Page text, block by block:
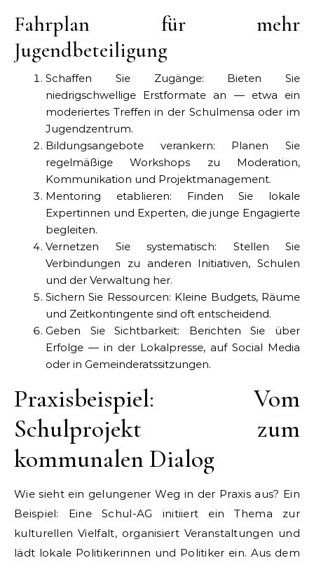
Fahrplan für mehr
Jugendbeteiligung
Schaffen Sie Zugänge: Bieten Sie
niedrigschwellige Erstformate an — etwa ein
moderiertes Treffen in der Schulmensa oder im
Jugendzentrum.
Bildungsangebote verankern: Planen Sie
regelmäßige Workshops zu Moderation,
Kommunikation und Projektmanagement.
Mentoring etablieren: Finden Sie lokale
Expertinnen und Experten, die junge Engagierte
begleiten.
Vernetzen Sie systematisch: Stellen Sie
Verbindungen zu anderen Initiativen, Schulen
und der Verwaltung her.
Sichern Sie Ressourcen: Kleine Budgets, Räume
und Zeitkontingente sind oft entscheidend.
Geben Sie Sichtbarkeit: Berichten Sie über
Erfolge — in der Lokalpresse, auf Social Media
oder in Gemeinderatssitzungen.
Praxisbeispiel: Vom
Schulprojekt zum
kommunalen Dialog
Wie sieht ein gelungener Weg in der Praxis aus? Ein
Beispiel: Eine Schul-AG initiiert ein Thema zur
kulturellen Vielfalt, organisiert Veranstaltungen und
lädt lokale Politikerinnen und Politiker ein. Aus dem